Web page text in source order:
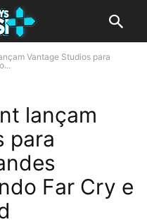
Vantage Studios para
lançam
para
Far Cry e